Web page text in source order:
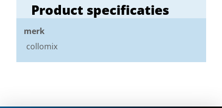
Product specificaties
merk
collomix